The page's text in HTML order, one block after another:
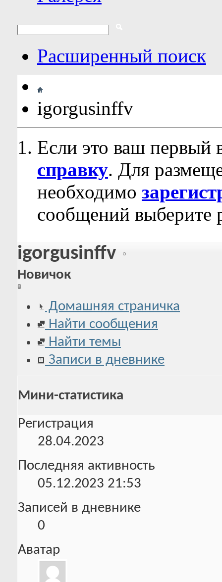
Расширенный поиск
igorgusinffv
Если это ваш первый
справку. Для
необходимо
сообщений выберите
igorgusinffv
Новичок
Домашняя страничка
Найти сообщения
Найти темы
Записи в дневнике
Мини-статистика
Регистрация
28.04.2023
Последняя активность
05.12.2023 21:53
Записей в дневнике
0
Аватар